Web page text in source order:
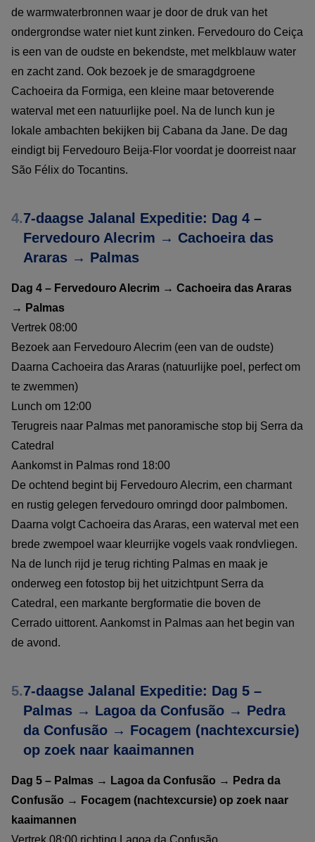
de warmwaterbronnen waar je door de druk van het
ondergrondse water niet kunt zinken. Fervedouro do Ceiça
is een van de oudste en bekendste, met melkblauw water
en zacht zand. Ook bezoek je de smaragdgroene
Cachoeira da Formiga, een kleine maar betoverende
waterval met een natuurlijke poel. Na de lunch kun je
lokale ambachten bekijken bij Cabana da Jane. De dag
eindigt bij Fervedouro Beija-Flor voordat je doorreist naar
São Félix do Tocantins.
4.7-daagse Jalanal Expeditie: Dag 4 –
Fervedouro Alecrim → Cachoeira das
Araras → Palmas
Dag 4 – Fervedouro Alecrim → Cachoeira das Araras
→ Palmas
Vertrek 08:00
Bezoek aan Fervedouro Alecrim (een van de oudste)
Daarna Cachoeira das Araras (natuurlijke poel, perfect om
te zwemmen)
Lunch om 12:00
Terugreis naar Palmas met panoramische stop bij Serra da
Catedral
Aankomst in Palmas rond 18:00
De ochtend begint bij Fervedouro Alecrim, een charmant
en rustig gelegen fervedouro omringd door palmbomen.
Daarna volgt Cachoeira das Araras, een waterval met een
brede zwempoel waar kleurrijke vogels vaak rondvliegen.
Na de lunch rijd je terug richting Palmas en maak je
onderweg een fotostop bij het uitzichtpunt Serra da
Catedral, een markante bergformatie die boven de
Cerrado uittorent. Aankomst in Palmas aan het begin van
de avond.
5.7-daagse Jalanal Expeditie: Dag 5 –
Palmas → Lagoa da Confusão → Pedra
da Confusão → Focagem (nachtexcursie)
op zoek naar kaaimannen
Dag 5 – Palmas → Lagoa da Confusão → Pedra da
Confusão → Focagem (nachtexcursie) op zoek naar
kaaimannen
Vertrek 08:00 richting Lagoa da Confusão